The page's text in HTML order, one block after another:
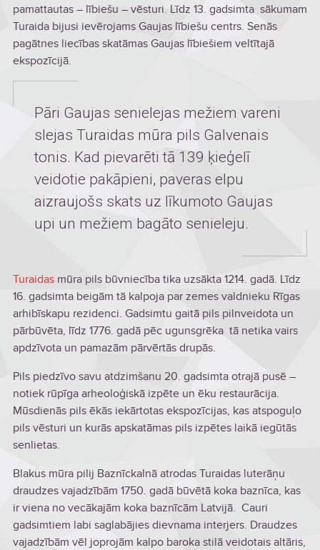
pamattautas – lībiešu – vēsturi. Līdz 13. gadsimta sākumam
Turaida bijusi ievērojams Gaujas lībiešu centrs. Senās
pagātnes liecības skatāmas Gaujas lībiešiem veltītajā
ekspozīcijā.
Pāri Gaujas senielejas mežiem vareni
slejas Turaidas mūra pils Galvenais
tonis. Kad pievarēti tā 139 ķieģelī
veidotie pakāpieni, paveras elpu
aizraujošs skats uz līkumoto Gaujas
upi un mežiem bagāto senieleju.
Turaidasmūra pils būvniecība tika uzsākta 1214. gadā. Līdz
16. gadsimta beigām tā kalpoja par zemes valdnieku Rīgas
arhibīskapu rezidenci. Gadsimtu gaitā pils pilnveidota un
pārbūvēta, līdz 1776. gadā pēc ugunsgrēka tā netika vairs
apdzīvota un pamazām pārvērtās drupās.
Pils piedzīvo savu atdzimšanu 20. gadsimta otrajā pusē –
notiek rūpīga arheoloģiskā izpēte un ēku restaurācija.
Mūsdienās pils ēkās iekārtotas ekspozīcijas, kas atspoguļo
pils vēsturi un kurās apskatāmas pils izpētes laikā iegūtās
senlietas.
Blakus mūra pilij Baznīckalnā atrodas Turaidas luterāņu
draudzes vajadzībām 1750. gadā būvētā koka baznīca, kas
ir viena no vecākajām koka baznīcām Latvijā. Cauri
gadsimtiem labi saglabājies dievnama interjers. Draudzes
vajadzībām vēl joprojām kalpo baroka stilā veidotais altāris,